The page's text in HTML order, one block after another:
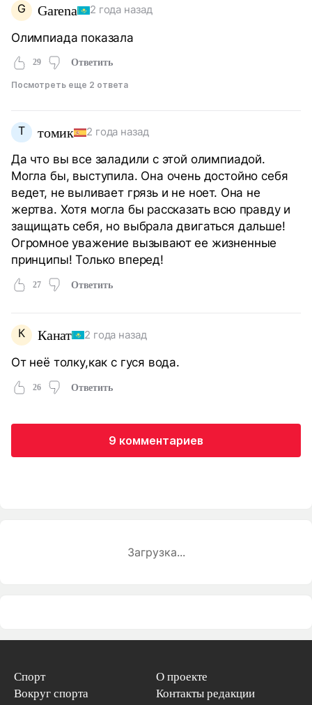
G Garena 2 года назад
Олимпиада показала
29 Ответить
Посмотреть еще 2 ответа
Т томик 2 года назад
Да что вы все заладили с этой олимпиадой.
Могла бы, выступила. Она очень достойно себя
ведет, не выливает грязь и не ноет. Она не
жертва. Хотя могла бы рассказать всю правду и
защищать себя, но выбрала двигаться дальше!
Огромное уважение вызывают ее жизненные
принципы! Только вперед!
27 Ответить
К Канат 2 года назад
От неё толку,как с гуся вода.
26 Ответить
9 комментариев
Загрузка...
Спорт
Вокруг спорта
О проекте
Контакты редакции